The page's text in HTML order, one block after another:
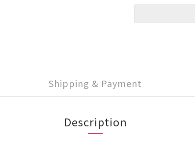
Shipping & Payment
Description